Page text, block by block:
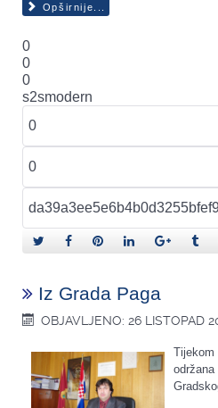
Opširnije...
0
0
0
s2smodern
Iz Grada Paga
OBJAVLJENO: 26 LISTOPAD